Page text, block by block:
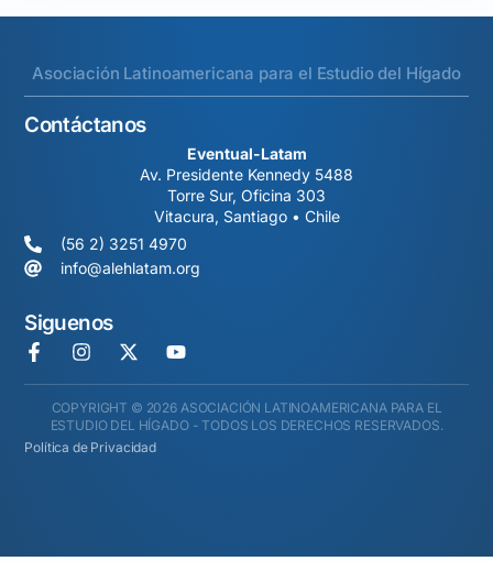
Asociación Latinoamericana para el Estudio del Hígado
Contáctanos
Eventual-Latam
Av. Presidente Kennedy 5488
Torre Sur, Oficina 303
Vitacura, Santiago • Chile
(56 2) 3251 4970
info@alehlatam.org
Siguenos
COPYRIGHT © 2026 ASOCIACIÓN LATINOAMERICANA PARA EL
ESTUDIO DEL HÍGADO - TODOS LOS DERECHOS RESERVADOS.
Política de Privacidad